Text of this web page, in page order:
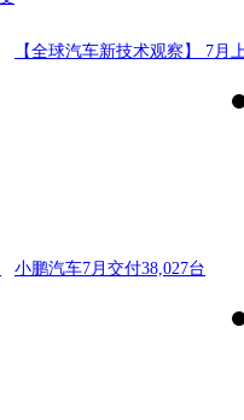
【全球汽车新技术观察】 7月
小鹏汽车7月交付38,027台